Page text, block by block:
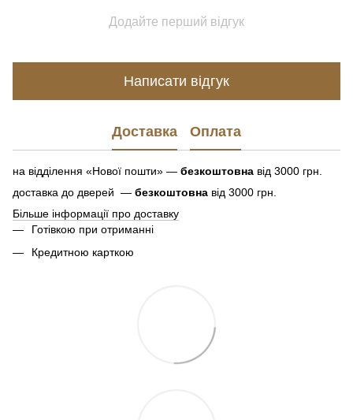
Додайте перший відгук
Написати відгук
Доставка Оплата
на відділення «Нової пошти» — безкоштовна від 3000 грн.
доставка до дверей — безкоштовна від 3000 грн.
Більше інформації про доставку
Готівкою при отриманні
Кредитною карткою